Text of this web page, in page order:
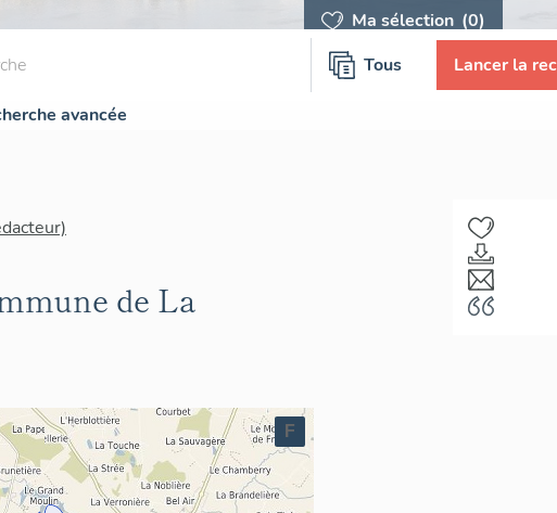
Ma sélection (0)
Tous Lancer la
avancée
de La
F